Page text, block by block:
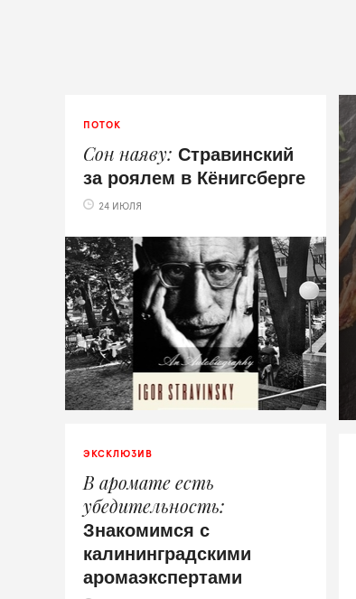
ПОТОК
Сон наяву Стравинский
за роялем в Кёнигсберге
24 ИЮЛЯ
ЭКСКЛЮЗИВ
В аромате есть
убедительность
Знакомимся с
калининградскими
аромаэкспертами